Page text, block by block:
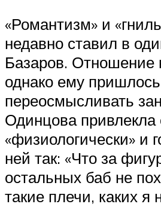
«Романтизм» и
недавно ставил в
Базаров. Отношение
однако ему пришлось
переосмысливать
Одинцова привлекла
«физиологически» и
ней так: «Что за
остальных баб не
такие плечи, каких я